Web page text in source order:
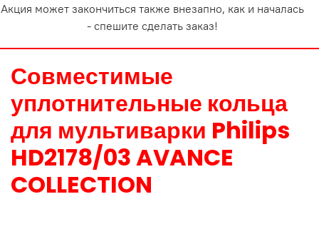
Акция может закончиться также внезапно, как и началась
- спешите сделать заказ!
Совместимые
уплотнительные кольца
для мультиварки Philips
HD2178/03 AVANCE
COLLECTION